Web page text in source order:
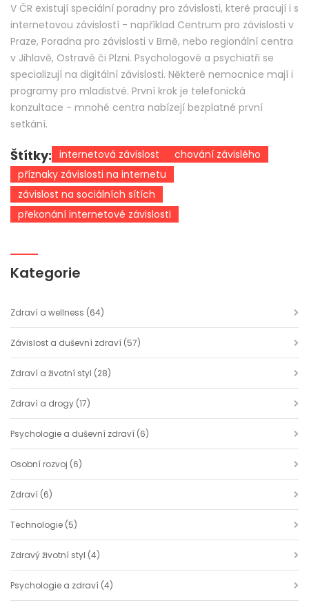
V ČR existují speciální poradny pro závislosti, které pracují i s
internetovou závislostí - například Centrum pro závislosti v
Praze, Poradna pro závislosti v Brně, nebo regionální centra
v Jihlavě, Ostravě či Plzni. Psychologové a psychiatři se
specializují na digitální závislosti. Některé nemocnice mají i
programy pro mladistvé. První krok je telefonická
konzultace - mnohé centra nabízejí bezplatné první
setkání.
Štítky: internetová závislost
chování závislého
příznaky závislosti na internetu
závislost na sociálních sítích
překonání internetové závislosti
Kategorie
Zdraví a wellness (64)
Závislost a duševní zdraví (57)
Zdraví a životní styl (28)
Zdraví a drogy (17)
Psychologie a duševní zdraví (6)
Osobní rozvoj (6)
Zdraví (6)
Technologie (5)
Zdravý životní styl (4)
Psychologie a zdraví (4)